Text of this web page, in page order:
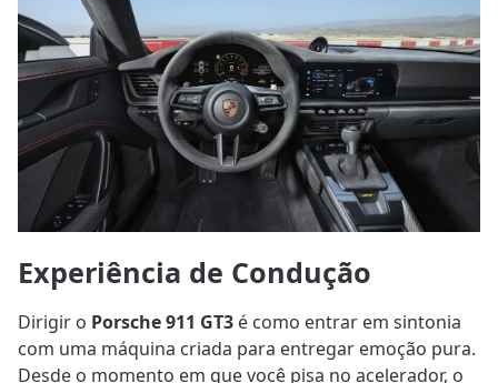
Experiência de Condução
Dirigir o Porsche 911 GT3 é como entrar em sintonia
com uma máquina criada para entregar emoção pura.
Desde o momento em que você pisa no acelerador, o